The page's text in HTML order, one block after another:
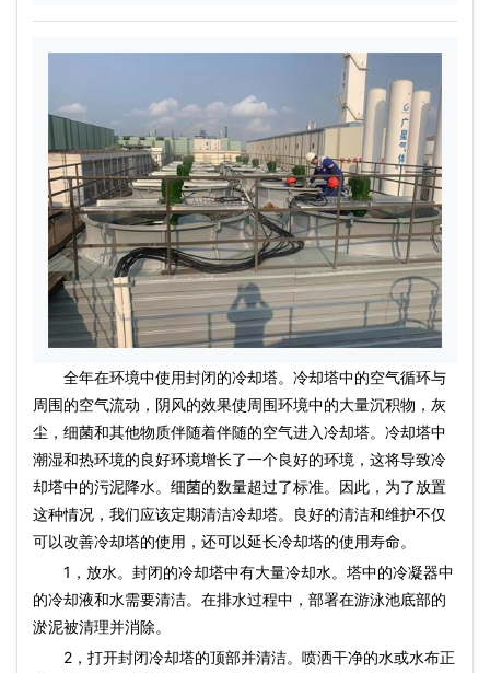
全年在环境中使用封闭的冷却塔。冷却塔中的空气循环与
周围的空气流动，阴风的效果使周围环境中的大量沉积物，灰
尘，细菌和其他物质伴随着伴随的空气进入冷却塔。冷却塔中
潮湿和热环境的良好环境增长了一个良好的环境，这将导致冷
却塔中的污泥降水。细菌的数量超过了标准。因此，为了放置
这种情况，我们应该定期清洁冷却塔。良好的清洁和维护不仅
可以改善冷却塔的使用，还可以延长冷却塔的使用寿命。
1，放水。封闭的冷却塔中有大量冷却水。塔中的冷凝器中
的冷却液和水需要清洁。在排水过程中，部署在游泳池底部的
淤泥被清理并消除。
2，打开封闭冷却塔的顶部并清洁。喷洒干净的水或水布正